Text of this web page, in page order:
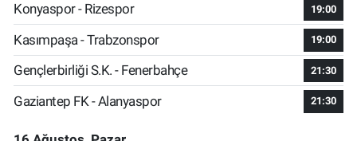
Konyaspor - Rizespor
19:00
Kasımpaşa - Trabzonspor 19:00
Gençlerbirliği S.K. - Fenerbahçe 21:30
Gaziantep FK - Alanyaspor 21:30